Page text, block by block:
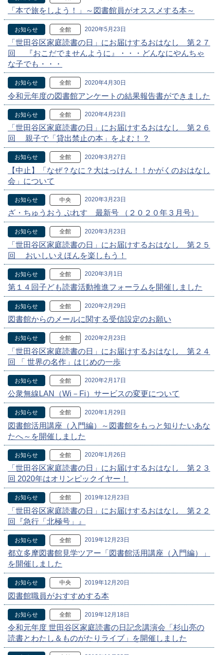
「本で旅をしよう！」～図書館員がオススメする本～
お知らせ 全館 2020年5月23日
「世田谷区家庭読書の日」にお届けするおはなし 第２７
回 『おこだでませんように』・・・どんなにやんちゃ
な子でも・・・
お知らせ 全館 2020年4月30日
令和元年度の図書館アンケートの結果報告書ができました
お知らせ 全館 2020年4月23日
「世田谷区家庭読書の日」にお届けするおはなし 第２６
回 親子で「貸出禁止の本」をよむ！？
お知らせ 全館 2020年3月27日
【中止】「なぜ？なに？大はっけん！！かがくのおはなし
会」について
お知らせ 中央 2020年3月23日
ざ・ちゅうおう ぷれす 最新号 （２０２０年３月号）
お知らせ 全館 2020年3月23日
「世田谷区家庭読書の日」にお届けするおはなし 第２５
回 おいしいえほんを楽しもう！
お知らせ 全館 2020年3月1日
第１４回子ども読書活動推進フォーラムを開催しました
お知らせ 全館 2020年2月29日
図書館からのメールに関する受信設定のお願い
お知らせ 全館 2020年2月23日
「世田谷区家庭読書の日」にお届けするおはなし 第２４
回 「 世界の名作」はじめの一歩
お知らせ 全館 2020年2月17日
公衆無線LAN（Wi－Fi）サービスの変更について
お知らせ 全館 2020年1月29日
図書館活用講座（入門編）～図書館をもっと知りたいあな
たへ～を開催しました
お知らせ 全館 2020年1月26日
「世田谷区家庭読書の日」にお届けするおはなし 第２３
回 2020年はオリンピックイヤー！
お知らせ 全館 2019年12月23日
「世田谷区家庭読書の日」にお届けするおはなし 第２２
回『急行「北極号」』
お知らせ 全館 2019年12月23日
都立多摩図書館見学ツアー「図書館活用講座（入門編）」
を開催しました
お知らせ 中央 2019年12月20日
図書館職員がおすすめする本
お知らせ 全館 2019年12月18日
令和元年度 世田谷区家庭読書の日記念講演会「杉山亮の
読書とわたし＆ものがたりライブ」を開催しました